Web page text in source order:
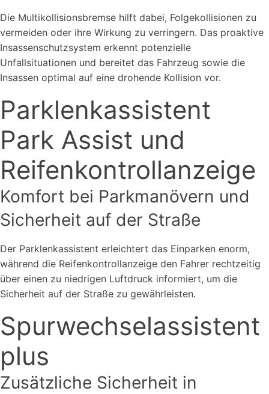
Die Multikollisionsbremse hilft dabei, Folgekollisionen zu
vermeiden oder ihre Wirkung zu verringern. Das proaktive
Insassenschutzsystem erkennt potenzielle
Unfallsituationen und bereitet das Fahrzeug sowie die
Insassen optimal auf eine drohende Kollision vor.
Parklenkassistent
Park Assist und
Reifenkontrollanzeige
Komfort bei Parkmanövern und
Sicherheit auf der Straße
Der Parklenkassistent erleichtert das Einparken enorm,
während die Reifenkontrollanzeige den Fahrer rechtzeitig
über einen zu niedrigen Luftdruck informiert, um die
Sicherheit auf der Straße zu gewährleisten.
Spurwechselassistent
plus
Zusätzliche Sicherheit in